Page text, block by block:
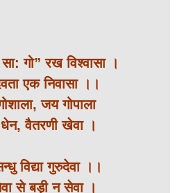
गो” रख विश्वासा ।
एक निवासा ।।
जय गोपाला
वैतरणी खेवा ।
विद्या गुरुदेवा ।।
से बड़ी न सेवा ।